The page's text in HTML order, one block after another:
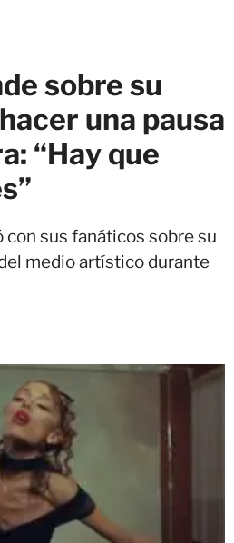
sobre su
una pausa
“Hay que
con sus fanáticos sobre su
medio artístico durante